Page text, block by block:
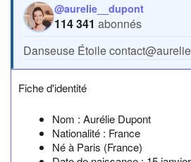
@aurelie__dupont
114 341 abonnés
Danseuse Étoile
Fiche d'identité
Nom : Aurélie Dupont
Nationalité : France
Né à Paris (France)